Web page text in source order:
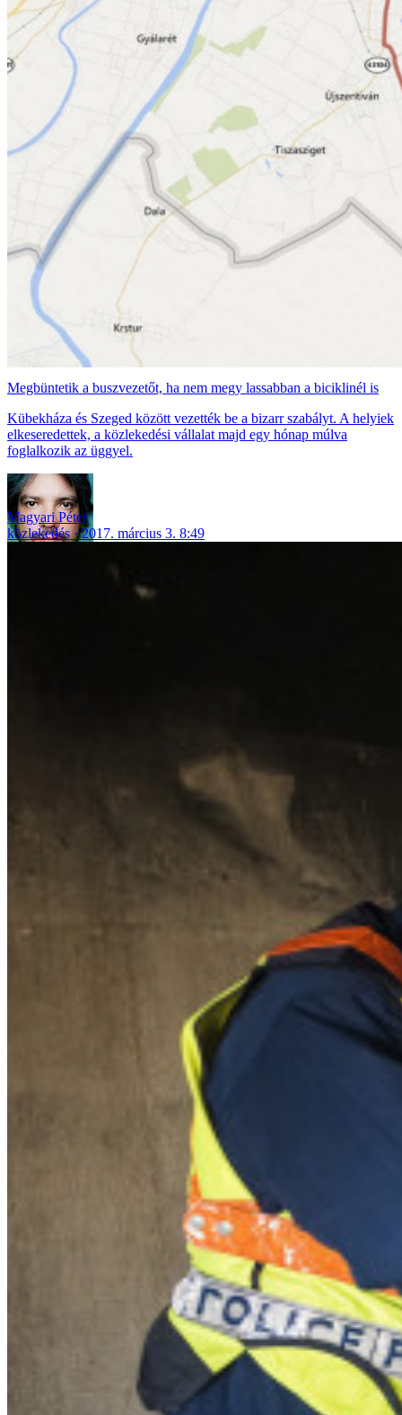
Megbüntetik a buszvezetőt, ha nem megy lassabban a biciklinél is
Kübekháza és Szeged között vezették be a bizarr szabályt. A helyiek
elkeseredettek, a közlekedési vállalat majd egy hónap múlva
foglalkozik az üggyel.
Magyari Péter
közlekedés
2017. március 3. 8:49